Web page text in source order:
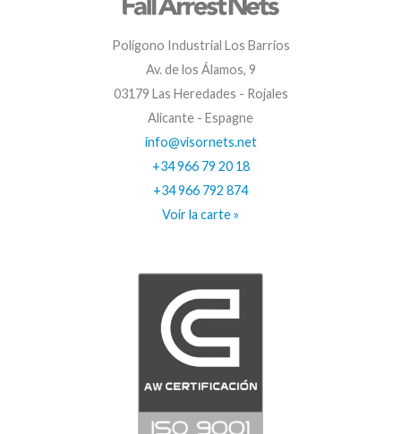
Polígono Industrial Los Barrios
Av. de los Álamos, 9
03179 Las Heredades - Rojales
Alicante - Espagne
info@visornets.net
+34 966 79 20 18
+34 966 792 874
Voir la carte »